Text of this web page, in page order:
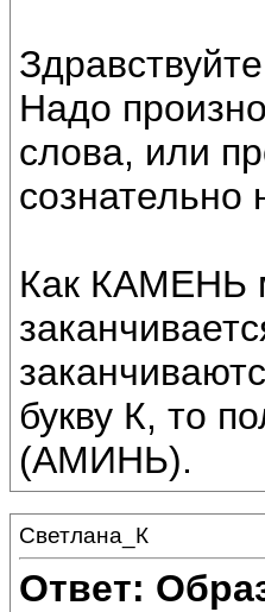
Надо
слова, или
сознательно
Как КАМЕНЬ
букву К, то
(АМИНЬ).
Светлана_К
Ответ: